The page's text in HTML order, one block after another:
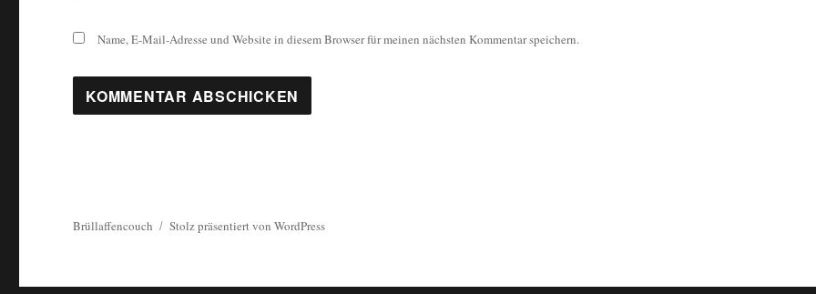
Name, E-Mail-Adresse und Website in diesem Browser für meinen nächsten Kommentar speichern.
Brüllaffencouch Stolz präsentiert von WordPress